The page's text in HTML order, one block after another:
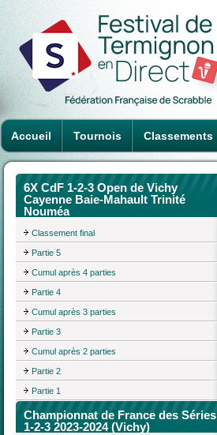
Accueil Tournois Classements
6X CdF 1-2-3 Open de Vichy
Cayenne Baie-Mahault Trinité
Nouméa
Classement final
Partie 5
Cumul après 4 parties
Partie 4
Cumul après 3 parties
Partie 3
Cumul après 2 parties
Partie 2
Partie 1
Championnat de France des Séries
1-2-3 2023-2024 (Vichy)